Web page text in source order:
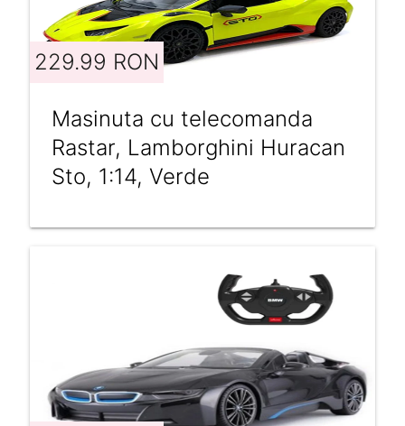
229.99 RON
Masinuta cu telecomanda
Rastar, Lamborghini Huracan
Sto, 1:14, Verde